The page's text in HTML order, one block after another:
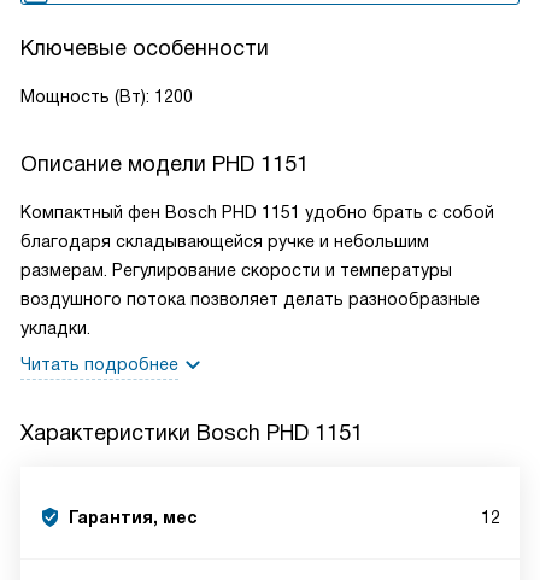
Ключевые особенности
Мощность (Вт): 1200
Описание модели PHD 1151
Компактный фен Bosch PHD 1151 удобно брать с собой
благодаря складывающейся ручке и небольшим
размерам. Регулирование скорости и температуры
воздушного потока позволяет делать разнообразные
укладки.
Читать подробнее
Характеристики Bosch PHD 1151
Гарантия, мес 12